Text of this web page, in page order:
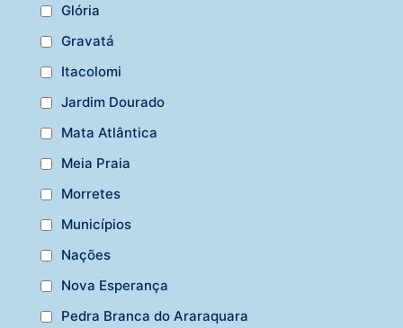
Glória
Gravatá
Itacolomi
Jardim Dourado
Mata Atlântica
Meia Praia
Morretes
Municípios
Nações
Nova Esperança
Pedra Branca do Araraquara